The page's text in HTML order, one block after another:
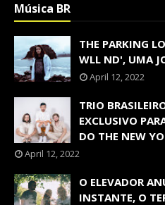
Música BR
THE PARKING
WLL ND', UMA
April 12, 2022
TRIO
EXCLUSIVO
DO THE NEW
April 12, 2022
O ELEVADOR
INSTANTE, O